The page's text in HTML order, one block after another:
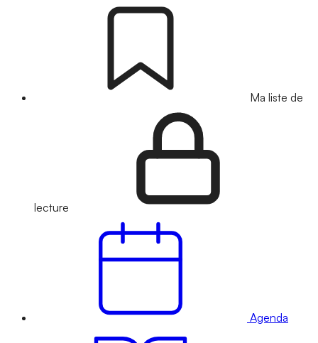
Ma liste de
lecture
Agenda